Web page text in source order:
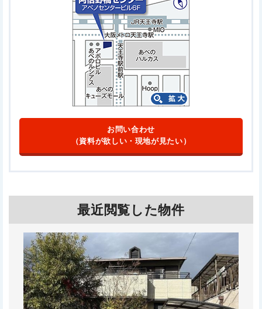
お問い合わせ
（資料が欲しい・現地が見たい）
最近閲覧した物件